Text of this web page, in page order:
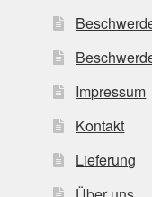
Impressum
Kontakt
Lieferung